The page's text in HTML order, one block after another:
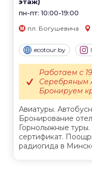
пн-пт: 10:00-19:00
пл. Богушевича
ecotour.by
Авиатуры.
Бронирование
Горнолыжные
сертификат.
радиогида в
Работаем с
Серебряным
Бронируем